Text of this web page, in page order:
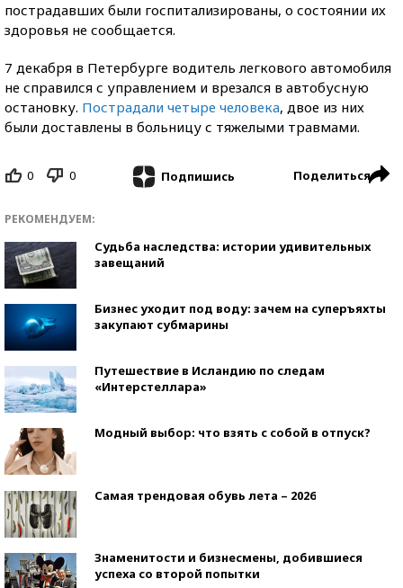
пострадавших были госпитализированы, о состоянии их
здоровья не сообщается.
7 декабря в Петербурге водитель легкового автомобиля
не справился с управлением и врезался в автобусную
остановку. Пострадали четыре человека, двое из них
были доставлены в больницу с тяжелыми травмами.
0 0 Подпишись Поделиться
РЕКОМЕНДУЕМ:
Судьба наследства: истории удивительных
завещаний
Бизнес уходит под воду: зачем на суперъяхты
закупают субмарины
Путешествие в Исландию по следам
«Интерстеллара»
Модный выбор: что взять с собой в отпуск?
Самая трендовая обувь лета – 2026
Знаменитости и бизнесмены, добившиеся
успеха со второй попытки